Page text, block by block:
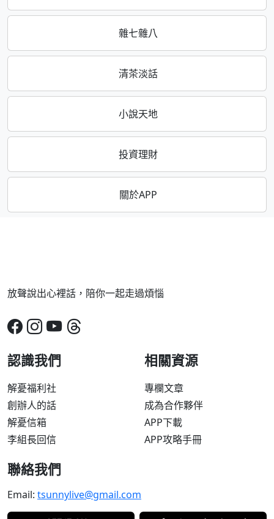
雜七雜八
清茶淡話
小說天地
投資理財
關於APP
放聲說出心裡話，陪你一起走過煩惱
認識我們
解憂福利社
創辦人的話
解憂信箱
李組長回信
相關資源
專欄文章
成為合作夥伴
APP下載
APP攻略手冊
聯絡我們
Email: tsunnylive@gmail.com